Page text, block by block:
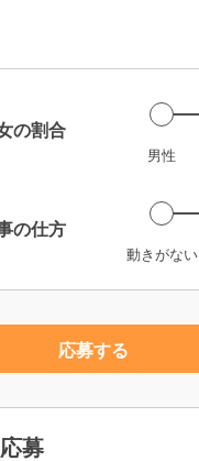
の割合
男性
の仕方
動きがない
応募する
募